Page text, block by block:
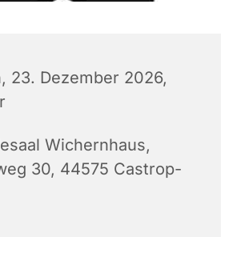
23. Dezember 2026,
Wichernhaus,
30, 44575 Castrop-